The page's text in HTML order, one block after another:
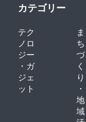
カテゴリー
テク
ノロ
ジー
・ガ
ジェ
ット
ま
ち
づ
く
り
・
地
域